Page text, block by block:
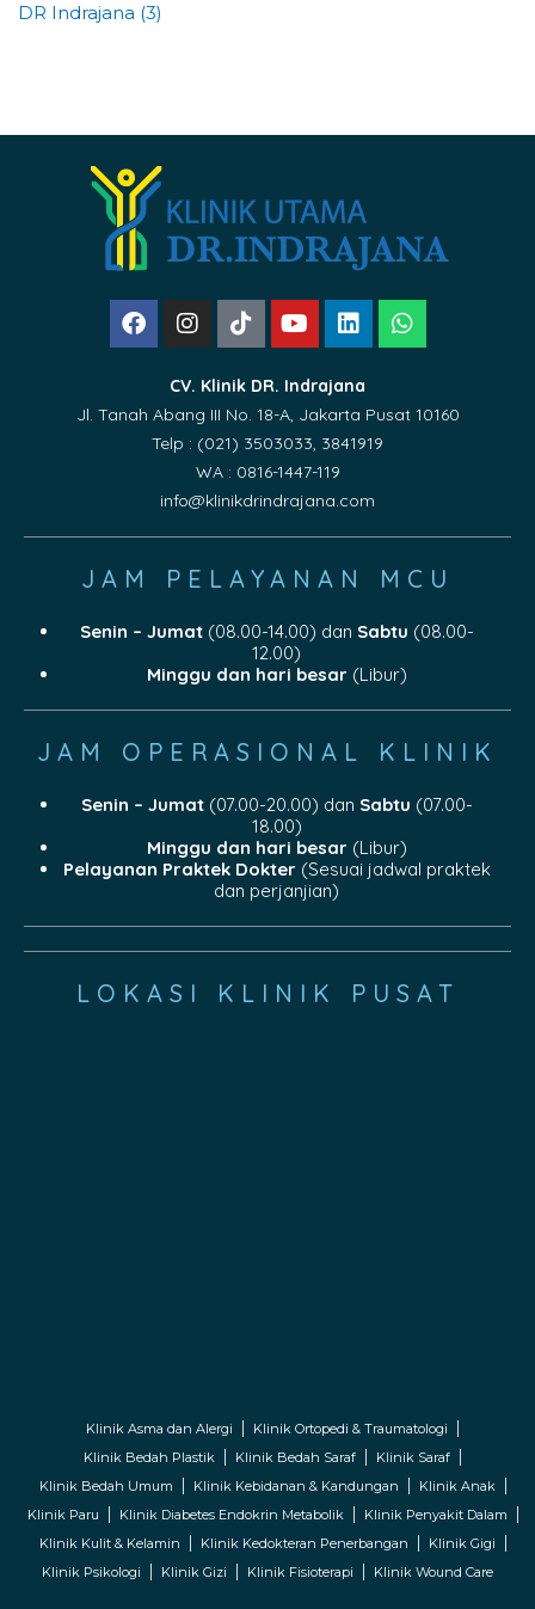
DR Indrajana (3)
CV. Klinik DR. Indrajana
Jl. Tanah Abang III No. 18-A, Jakarta Pusat 10160
Telp : (021) 3503033, 3841919
WA : 0816-1447-119
info@klinikdrindrajana.com
JAM PELAYANAN MCU
Senin – Jumat(08.00-14.00) dan Sabtu (08.00-
12.00)
Minggu dan hari besar(Libur)
JAM OPERASIONAL KLINIK
Senin – Jumat(07.00-20.00) dan Sabtu (07.00-
18.00)
Minggu dan hari besar(Libur)
Pelayanan Praktek Dokter(Sesuai jadwal praktek
dan perjanjian)
LOKASI KLINIK PUSAT
Klinik Asma dan Alergi
Klinik Ortopedi & Traumatologi
Klinik Bedah Plastik
Klinik Bedah Saraf
Klinik Saraf
Klinik Bedah Umum
Klinik Kebidanan & Kandungan
Klinik Anak
Klinik Paru
Klinik Diabetes Endokrin Metabolik
Klinik Penyakit Dalam
Klinik Kulit & Kelamin
Klinik Kedokteran Penerbangan
Klinik Gigi
Klinik Psikologi
Klinik Gizi Klinik Fisioterapi Klinik Wound Care